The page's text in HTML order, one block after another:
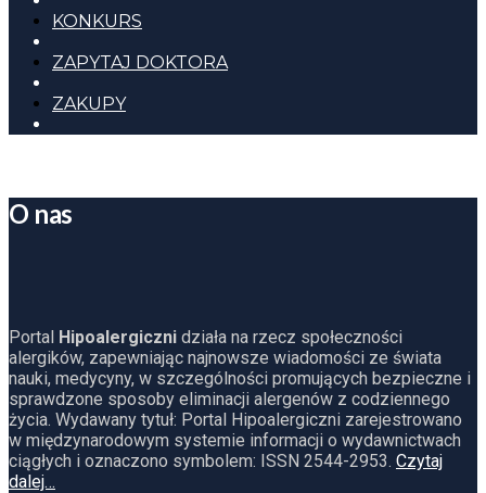
KONKURS
ZAPYTAJ DOKTORA
ZAKUPY
O nas
Portal Hipoalergiczni działa na rzecz społeczności
alergików, zapewniając najnowsze wiadomości ze świata
nauki, medycyny, w szczególności promujących bezpieczne i
sprawdzone sposoby eliminacji alergenów z codziennego
życia. Wydawany tytuł: Portal Hipoalergiczni zarejestrowano
w międzynarodowym systemie informacji o wydawnictwach
ciągłych i oznaczono symbolem: ISSN 2544-2953. Czytaj
dalej…